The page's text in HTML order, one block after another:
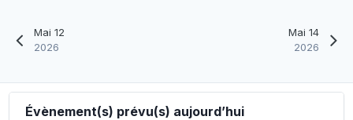
Mai 12
2026
Mai 14
2026
Évènement(s) prévu(s) aujourd’hui